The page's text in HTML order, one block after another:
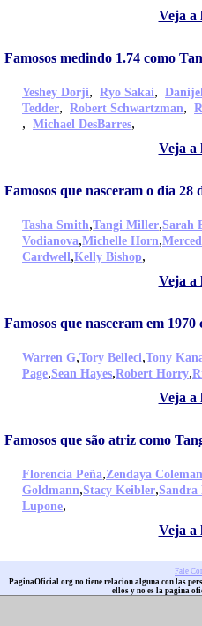
Veja a
Famosos medindo 1.74 como
Yeshey Dorji, Ryo Sakai,
Tedder, Robert Schwartzman,
, Michael DesBarres,
Veja a
Famosos que nasceram o dia
Tasha Smith,Tangi Miller,Sarah
Vodianova,Michelle Horn,
Cardwell,Kelly Bishop,
Veja a
Famosos que nasceram em
Warren G,Tory Belleci,Tony
Page,Sean Hayes,Robert Horry,
Veja a
Famosos que são atriz como
Florencia Peña,Zendaya Coleman
Goldmann,Stacy Keibler,Sandra
Lupone,
Veja a
Fale
PaginaOficial.org no tiene relacion alguna con las
ellos y no es la pagina